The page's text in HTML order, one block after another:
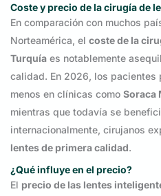
Coste y precio de la cirugía de
En comparación con muchos
Norteamérica, el coste de la
Turquía es notablemente
calidad. En 2026, los pacientes
menos en clínicas como Soraca
mientras que todavía se
internacionalmente, cirujanos
lentes de primera calidad.
¿Qué influye en el precio?
El precio de las lentes